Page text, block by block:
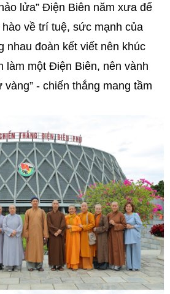
lửa” Điện Biên năm xưa để
về trí tuệ, sức mạnh của
nhau đoàn kết viết nên khúc
làm một Điện Biên, nên vành
- chiến thắng mang tầm